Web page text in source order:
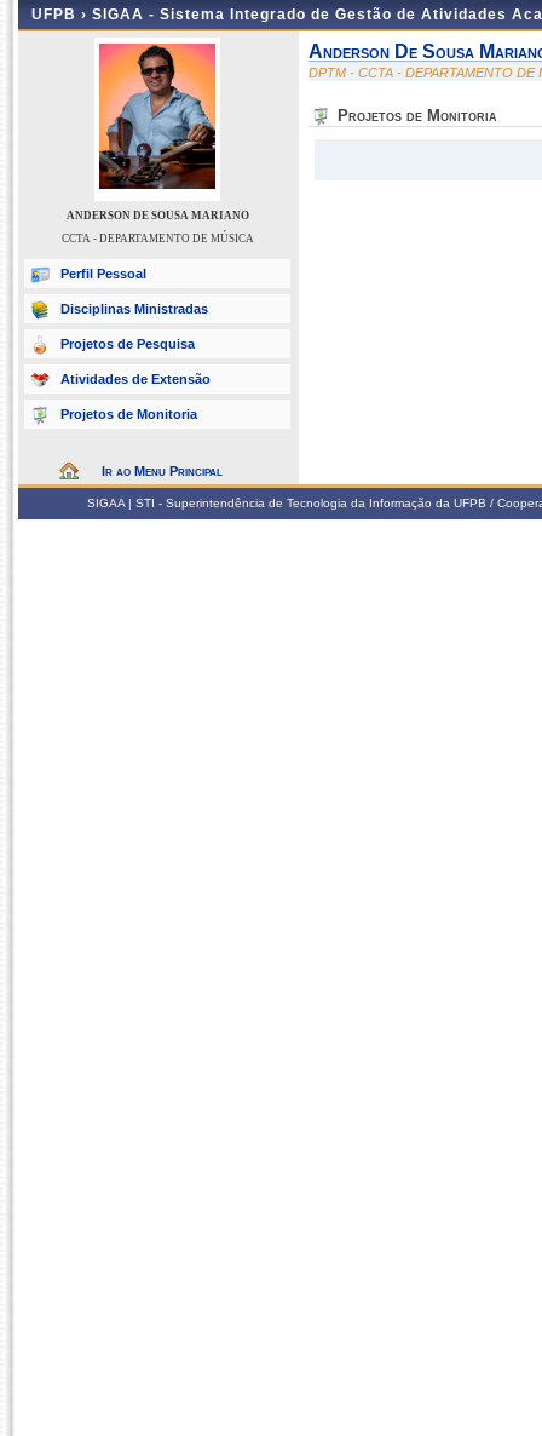
UFPB › SIGAA - Sistema Integrado de Gestão de Atividades
ANDERSON DE SOUSA MARIANO
CCTA - DEPARTAMENTO DE MÚSICA
Perfil Pessoal
Disciplinas Ministradas
Projetos de Pesquisa
Atividades de Extensão
Projetos de Monitoria
Ir ao Menu Principal
Anderson De Sousa
DPTM - CCTA - DEPARTAMENTO DE
Projetos de Monitoria
SIGAA | STI - Superintendência de Tecnologia da Informação da UFPB /